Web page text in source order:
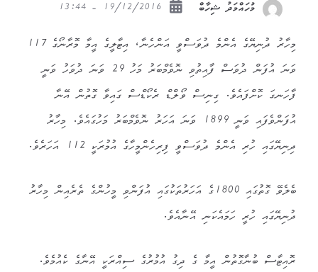
މުހައްމަދު ޝިހާބް
މިހާރު ދުނިޔޭގެ އެންމެ ދުވަސްވީ އަންހެނާ، އިޓާލީގެ އީމާ މޮރާނޯގެ 117
ވަނަ އުފަން ދުވަސް ފާއިތުވި ނޮވެމްބަރު މަހު 29 ވަނަ ދުވަހު ވަނީ
ފާހަނގަ ކޮށްފައެވެ. ގިނިސް ވޯލްޑް ރެކޯޑްސް ގައިވާ ގޮތުން އޭނާ
އުފަންވެފައި ވަނީ 1899 ވަނަ އަހަރު ނޮވެމްބަރު މަހުގައެވެ. މިހާރު
ދިނިޔޭގައި ހުރި އެންމެ ދުވަސްވީ ފިރިހެންމީހާގެ އުމުރަކީ 112 އަހަރެވެ.
ބެލެވޭ ގޮތުގައި 1800ގެ އަހަރުތަކުގައި އުފަންވި މީހުންގެ ތެރެއިން މިހާރު
ދުނިޔޭގައި ހުރީ ހަމައެކަނި އޭނާއެވެ.
ރޮއިޓާސް ބުނާގޮތުން އީމާ ގެ ދިގު އުމުރުގެ ސިއްރަކީ އޭނާގެ ކެއުމެވެ.